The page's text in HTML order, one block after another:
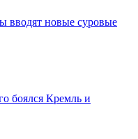
вводят новые суровые
боялся Кремль и